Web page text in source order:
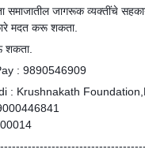
समाजातील जागरूक व्यक्तींचे
मदत करू शकता.
शकता.
: 9890546909
: Krushnakath